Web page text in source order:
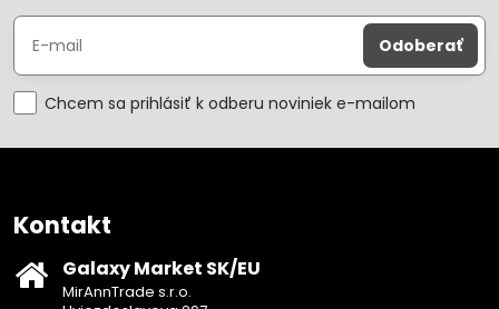
Odoberať
Chcem sa prihlásiť k odberu noviniek e-mailom
Kontakt
Galaxy Market SK/EU
MirAnnTrade s.r.o.